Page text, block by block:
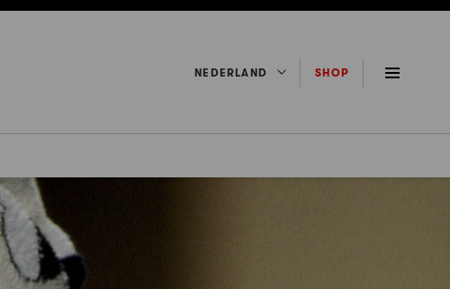
NEDERLAND SHOP